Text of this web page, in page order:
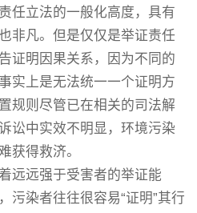
任立法的一般化高度，具有
非凡。但是仅仅是举证责任
证明因果关系，因为不同的
实上是无法统一一个证明方
规则尽管已在相关的司法解
讼中实效不明显，环境污染
获得救济。
远强于受害者的举证能
污染者往往很容易“证明”其行